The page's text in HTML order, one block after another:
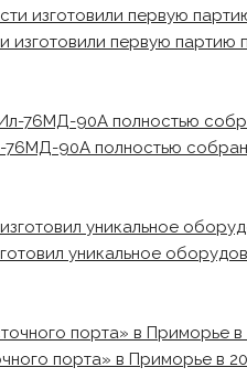
изготовили первую
76МД-90А полностью собран
уникальное
порта» в Приморье в